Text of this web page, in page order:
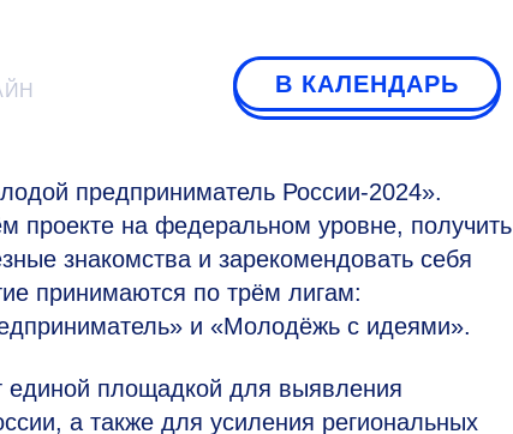
В КАЛЕНДАРЬ
предприниматель России-2024».
проекте на федеральном уровне, получить
знакомства и зарекомендовать себя
принимаются по трём лигам:
и «Молодёжь с идеями».
единой площадкой для выявления
а также для усиления региональных